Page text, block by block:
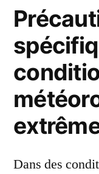
Dans des